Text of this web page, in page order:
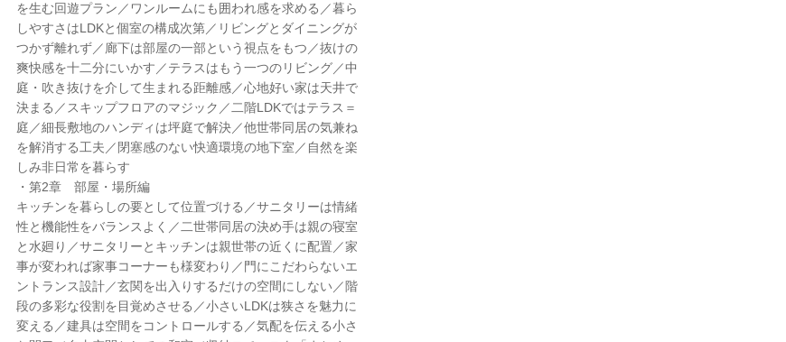
を生む回遊プラン／ワンルームにも囲われ感を求める／暮ら
しやすさはLDKと個室の構成次第／リビングとダイニングが
つかず離れず／廊下は部屋の一部という視点をもつ／抜けの
爽快感を十二分にいかす／テラスはもう一つのリビング／中
庭・吹き抜けを介して生まれる距離感／心地好い家は天井で
決まる／スキップフロアのマジック／二階LDKではテラス＝
庭／細長敷地のハンディは坪庭で解決／他世帯同居の気兼ね
を解消する工夫／閉塞感のない快適環境の地下室／自然を楽
しみ非日常を暮らす
・第2章 部屋・場所編
キッチンを暮らしの要として位置づける／サニタリーは情緒
性と機能性をバランスよく／二世帯同居の決め手は親の寝室
と水廻り／サニタリーとキッチンは親世帯の近くに配置／家
事が変われば家事コーナーも様変わり／門にこだわらないエ
ントランス設計／玄関を出入りするだけの空間にしない／階
段の多彩な役割を目覚めさせる／小さいLDKは狭さを魅力に
変える／建具は空間をコントロールする／気配を伝える小さ